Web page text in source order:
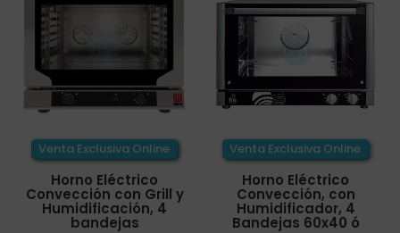
Venta Exclusiva Online
Horno Eléctrico
Convección con Grill y
Humidificación, 4
bandejas
Venta Exclusiva Online
Horno Eléctrico
Convección, con
Humidificador, 4
Bandejas 60x40 ó